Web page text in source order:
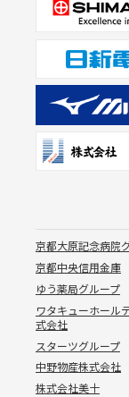
京都大原記念病院
京都中央信用金庫
ゆう薬局グループ
ワタキューホール
式会社
スターツグループ
中野物産株式会社
株式会社美十